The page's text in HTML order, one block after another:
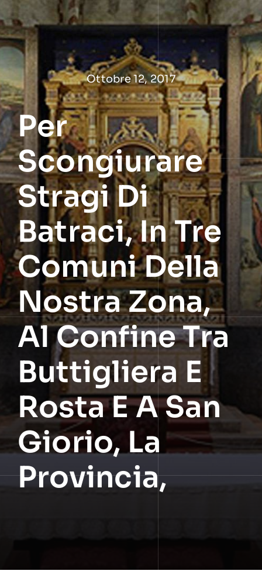
Salta
al
contenuto
Ottobre 12, 2017
Per
Scongiurare
Stragi Di
Batraci, In Tre
Comuni Della
Nostra Zona,
Al Confine Tra
Buttigliera E
Rosta E A San
Giorio, La
Provincia,